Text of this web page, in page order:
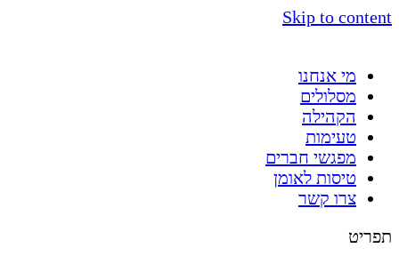
Skip to content
מי אנחנו
מסלולים
הקהילה
טעימות
מפגשי חברים
טיסות לאומן
צרו קשר
תפריט